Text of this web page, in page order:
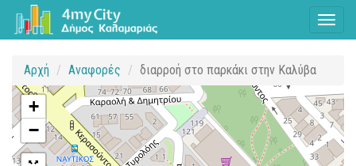
Αρχή Αναφορές διαρροή στο παρκάκι στην Καλύβα
+
−